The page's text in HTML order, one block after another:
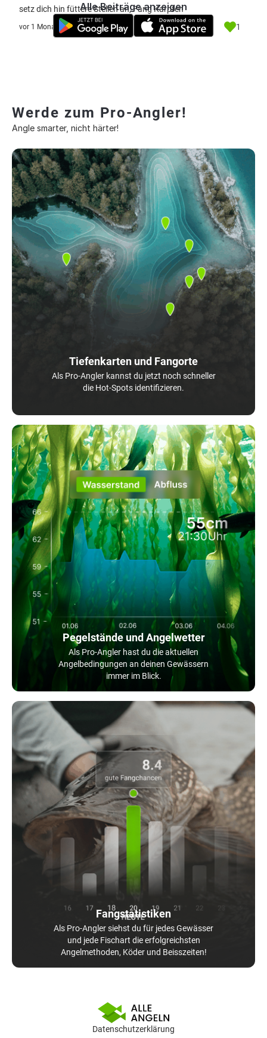
setz dich hin füttere Stellen an, Fang Karpfen
vor 1 Monat 1
Alle Beiträge anzeigen
Werde zum Pro-Angler!
Angle smarter, nicht härter!
Tiefenkarten und Fangorte
Als Pro-Angler kannst du jetzt noch schneller
die Hot-Spots identifizieren.
Pegelstände und Angelwetter
Als Pro-Angler hast du die aktuellen
Angelbedingungen an deinen Gewässern
immer im Blick.
Fangstatistiken
Als Pro-Angler siehst du für jedes Gewässer
und jede Fischart die erfolgreichsten
Angelmethoden, Köder und Beisszeiten!
Datenschutzerklärung